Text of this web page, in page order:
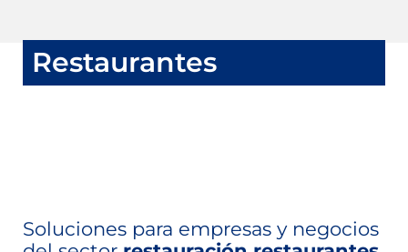
Restaurantes
Soluciones para empresas y negocios